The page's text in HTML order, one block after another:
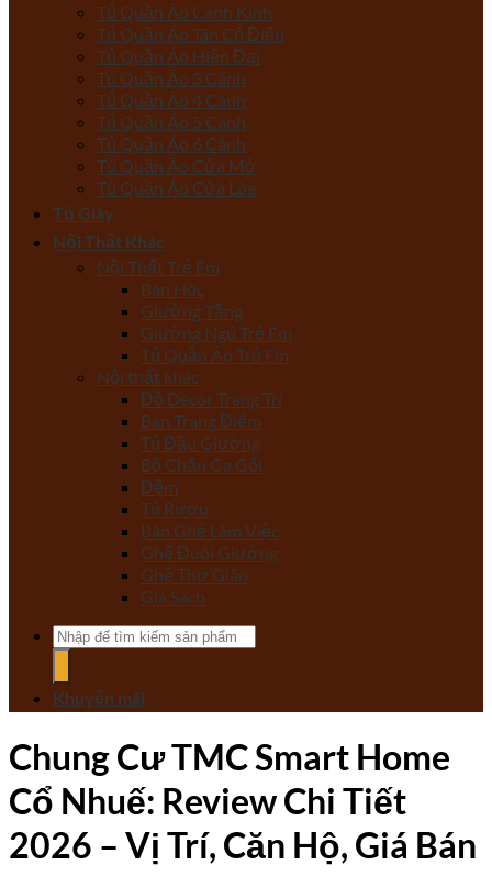
Tủ Quần Áo Cánh Kính
Tủ Quần Áo Tân Cổ Điển
Tủ Quần Áo Hiện Đại
Tủ Quần Áo 3 Cánh
Tủ Quần Áo 4 Cánh
Tủ Quần Áo 5 Cánh
Tủ Quần Áo 6 Cánh
Tủ Quần Áo Cửa Mở
Tủ Quần Áo Cửa Lùa
Tủ Giày
Nội Thất Khác
Nội Thất Trẻ Em
Bàn Học
Giường Tầng
Giường Ngủ Trẻ Em
Tủ Quần Áo Trẻ Em
Nội thất khác
Đồ Decor Trang Trí
Bàn Trang Điểm
Tủ Đầu Giường
Bộ Chăn Ga Gối
Đệm
Tủ Rượu
Bàn Ghế Làm Việc
Ghế Đuôi Giường
Ghế Thư Giãn
Giá Sách
Tìm
kiếm:
Khuyến mãi
Chung Cư TMC Smart Home
Cổ Nhuế: Review Chi Tiết
2026 – Vị Trí, Căn Hộ, Giá Bán